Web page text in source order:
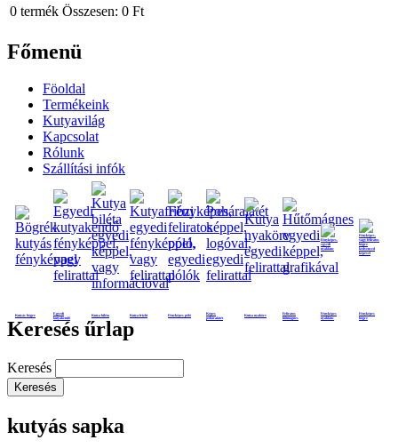
0 termék Összesen: 0 Ft
Főmenü
Föoldal
Termékeink
Kutyavilág
Kapcsolat
Rólunk
Szállítási infók
Kutyás bögre
Egyedi
kutyakendő
Kutya biléta Kutya frizbi Fényképes póló
Képes
poháralátét
Kutya nyakörv
Feliratos
hűtmágnes
Fényképes
nyaklánc
Fényképes
bögre
Keresés űrlap
Keresés
kutyás sapka